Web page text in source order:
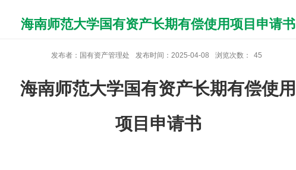
海南师范大学国有资产长期有偿使用项目申请书
发布者：国有资产管理处 发布时间：2025-04-08 浏览次数： 45
海南师范大学国有资产长期有偿使用
项目申请书